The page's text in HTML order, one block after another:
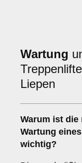
Wartung
Liepen
Warum ist die
Wartung
wichtig?